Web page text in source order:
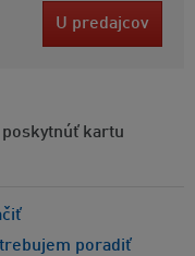
U predajcov
poskytnúť kartu
poradiť